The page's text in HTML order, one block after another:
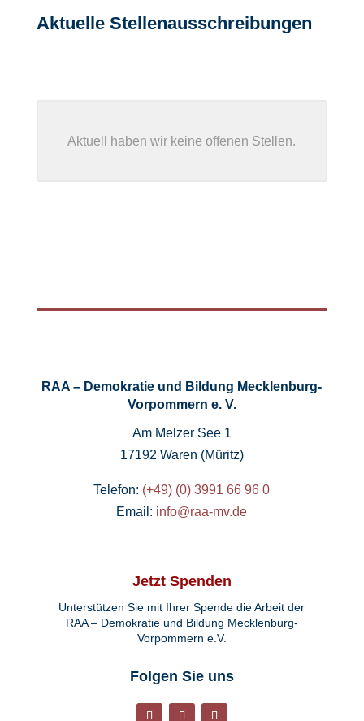
Aktuelle Stellenausschreibungen
Aktuell haben wir keine offenen Stellen.
RAA – Demokratie und Bildung Mecklenburg-
Vorpommern e. V.
Am Melzer See 1
17192 Waren (Müritz)
Telefon: (+49) (0) 3991 66 96 0
Email: info@raa-mv.de
Jetzt Spenden
Unterstützen Sie mit Ihrer Spende die Arbeit der
RAA – Demokratie und Bildung Mecklenburg-
Vorpommern e.V.
Folgen Sie uns